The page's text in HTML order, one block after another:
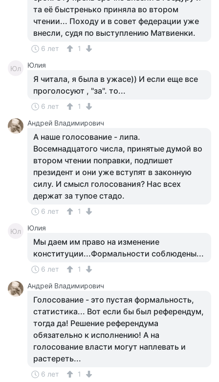
та её быстренько приняла во втором
чтении... Походу и в совет федерации уже
внесли, судя по выступлению Матвиенки.
6 лет 1
Юл Юлия
Я читала, я была в ужасе)) И если еще все
проголосуют , "за". то...
6 лет
1
Андрей Владимирович
А наше голосование - липа.
Восемнадцатого числа, принятые думой во
втором чтении поправки, подпишет
президент и они уже вступят в законную
силу. И смысл голосования? Нас всех
держат за тупое стадо.
6 лет 1
Юл Юлия
Мы даем им право на изменение
конституции...Формальности соблюдены...
6 лет
1
Андрей Владимирович
Голосование - это пустая формальность,
статистика... Вот если бы был референдум,
тогда да! Решение референдума
обязательно к исполнению! А на
голосование власти могут наплевать и
растереть...
6 лет 1